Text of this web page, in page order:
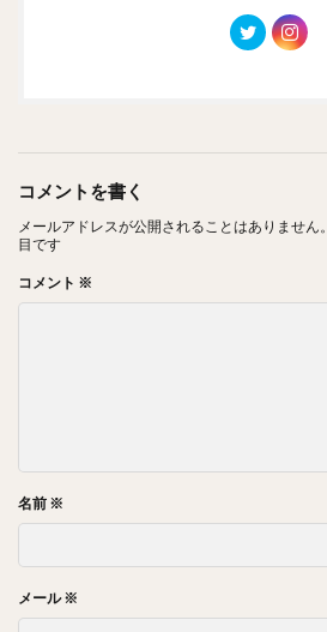
コメントを書く
メールアドレスが公開されることはありません。
目です
コメント ※
名前 ※
メール※